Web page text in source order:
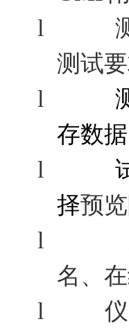
l
测试
l
存数据
l
择预
l
名、
l